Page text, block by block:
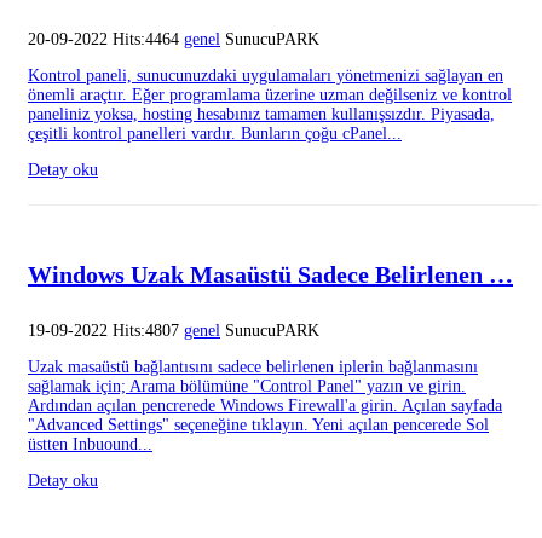
20-09-2022 Hits:4464 genel SunucuPARK
Kontrol paneli, sunucunuzdaki uygulamaları yönetmenizi sağlayan en
önemli araçtır. Eğer programlama üzerine uzman değilseniz ve kontrol
paneliniz yoksa, hosting hesabınız tamamen kullanışsızdır. Piyasada,
çeşitli kontrol panelleri vardır. Bunların çoğu cPanel...
Detay oku
Windows Uzak Masaüstü Sadece Belirlenen …
19-09-2022 Hits:4807 genel SunucuPARK
Uzak masaüstü bağlantısını sadece belirlenen iplerin bağlanmasını
sağlamak için; Arama bölümüne "Control Panel" yazın ve girin.
Ardından açılan pencrerede Windows Firewall'a girin. Açılan sayfada
"Advanced Settings" seçeneğine tıklayın. Yeni açılan pencerede Sol
üstten Inbuound...
Detay oku